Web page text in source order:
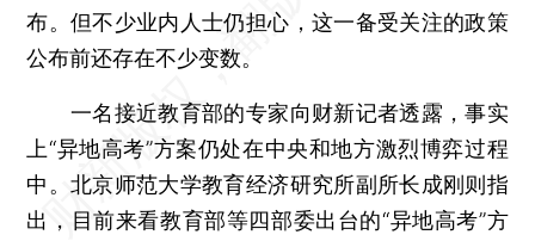
布。但不少业内人士仍担心，这一备受关注的政策
公布前还存在不少变数。
一名接近教育部的专家向财新记者透露，事实
上“异地高考”方案仍处在中央和地方激烈博弈过程
中。北京师范大学教育经济研究所副所长成刚则指
出，目前来看教育部等四部委出台的“异地高考”方